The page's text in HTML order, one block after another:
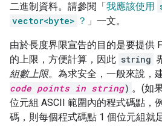
二進制資料。請參閱「 我應該使用
vector<byte> ？ 」一文。
由於長度界限宣告的目的是要提供
的上限，方便計算，因此 string
組數上限。為求安全，一般來說，
code points in string) 。(如
位元組 ASCII 範圍內的程式碼點，
碼，則每個程式碼點 1 個位元組就